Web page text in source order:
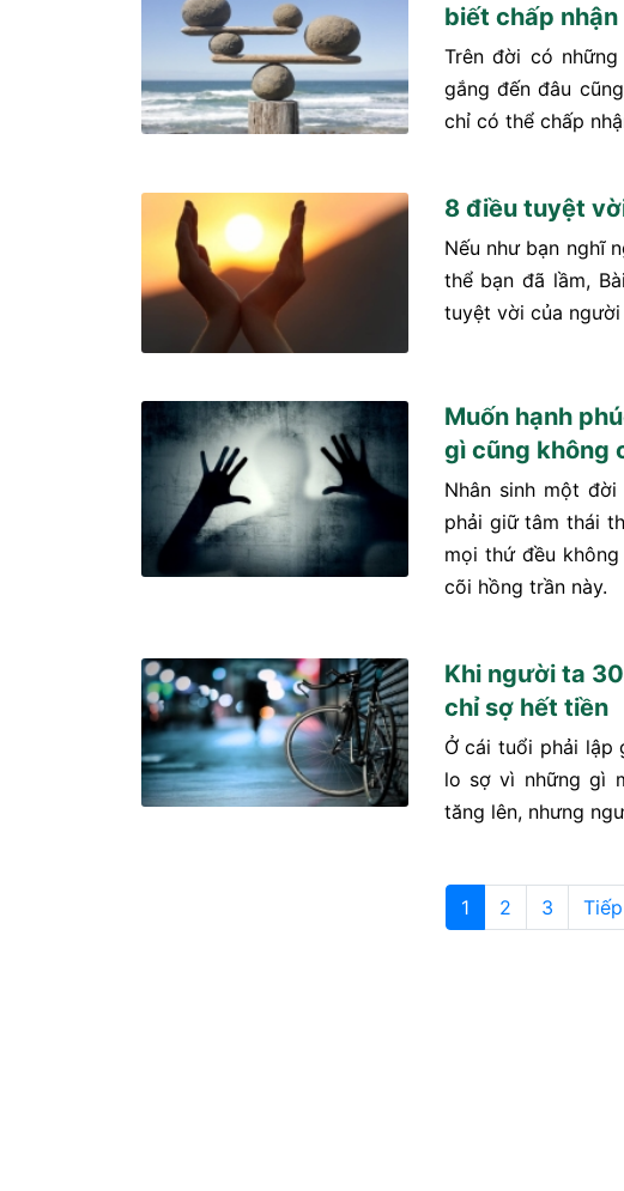
biết chấp nhận
Trên đời có
gắng đến đâu
chỉ có thể chấp
8 điều tuyệt
Nếu như bạn nghĩ
thể bạn đã lầm,
tuyệt vời của
Muốn hạnh
gì cũng không
Nhân sinh một
phải giữ tâm thái
mọi thứ đều
cõi hồng trần này.
Khi người ta
chỉ sợ hết tiền
Ở cái tuổi phải lập
lo sợ vì những gì
tăng lên, nhưng
1 2 3 Tiếp